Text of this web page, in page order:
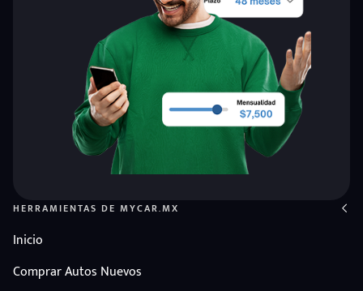
HERRAMIENTAS DE MYCAR.MX
Inicio
Comprar Autos Nuevos